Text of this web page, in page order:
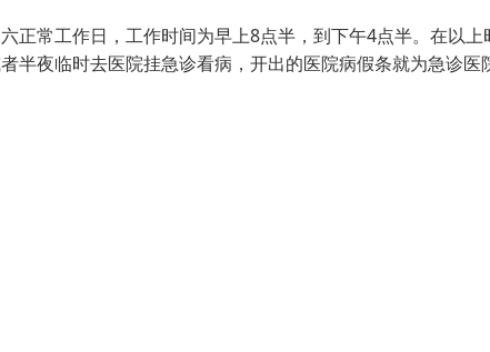
正常工作日，工作时间为早上8点半，到下午4点半。在以上
半夜临时去医院挂急诊看病，开出的医院病假条就为急诊医